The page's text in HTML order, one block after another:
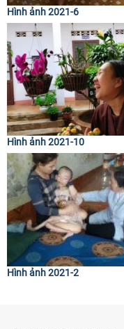
Hình ảnh 2021-6
Hình ảnh 2021-10
Hình ảnh 2021-2